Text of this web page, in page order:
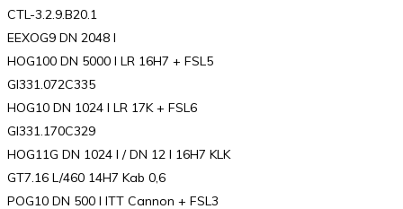
CTL-3.2.9.B20.1
EEXOG9 DN 2048 I
HOG100 DN 5000 I LR 16H7 + FSL5
GI331.072C335
HOG10 DN 1024 I LR 17K + FSL6
GI331.170C329
HOG11G DN 1024 I / DN 12 I 16H7 KLK
GT7.16 L/460 14H7 Kab 0,6
POG10 DN 500 I ITT Cannon + FSL3